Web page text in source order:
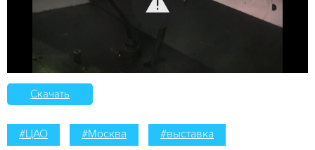
Скачать
#ЦАО #Москва #выставка